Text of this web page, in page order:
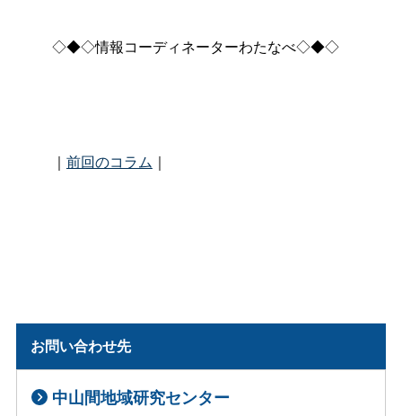
◇◆◇情報コーディネーターわたなべ◇◆◇
｜ 前回のコラム ｜
お問い合わせ先
中山間地域研究センター